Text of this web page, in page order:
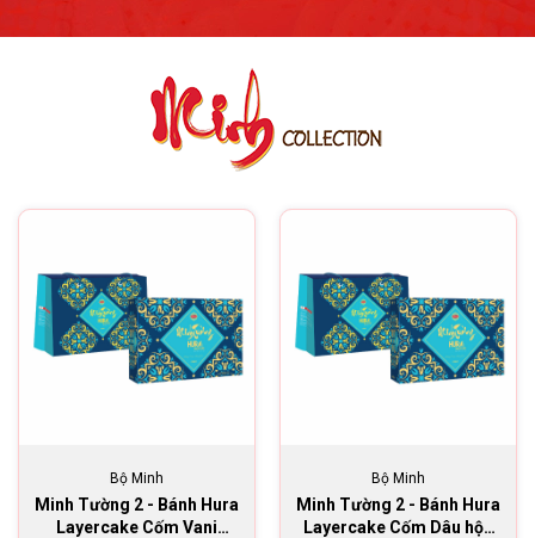
Bộ Minh
Minh Tường 2 - Bánh Hura
Layercake Cốm Vani
Bộ Minh
Minh Tường 2 - Bánh Hura
Layercake Cốm Dâu hộp